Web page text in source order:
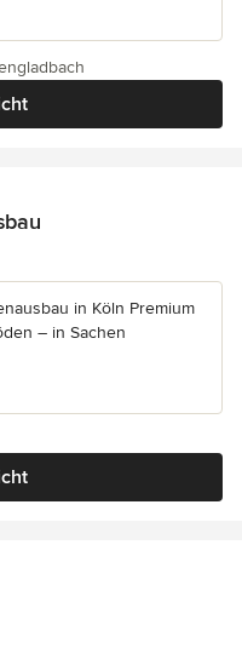
5 Sternen
in Köln Premium
– in Sachen
5 Sternen